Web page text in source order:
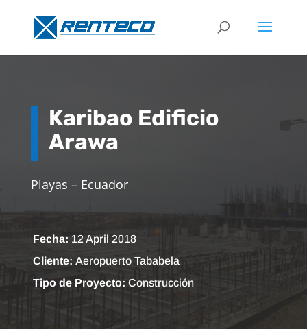
Karibao Edificio
Arawa
Playas – Ecuador
Fecha: 12 April 2018
Cliente: Aeropuerto Tababela
Tipo de Proyecto: Construcción